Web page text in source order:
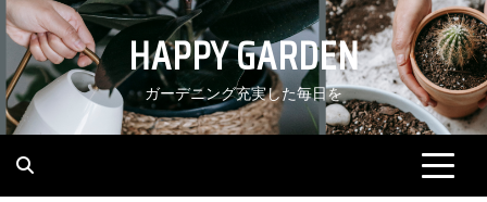
Skip
to
content
HAPPY GARDEN
ガーデニング充実した毎日を